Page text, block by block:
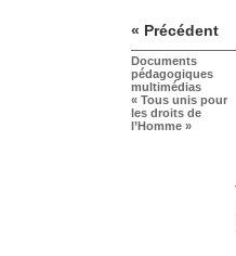
« Précédent
Documents
pédagogiques
multimédias
« Tous unis pour
les droits de
l’Homme »